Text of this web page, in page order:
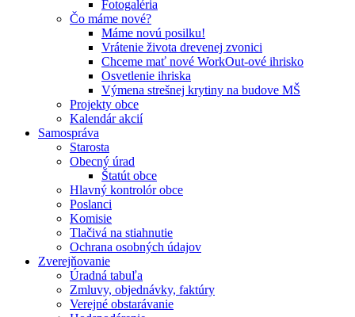
Fotogaléria
Čo máme nové?
Máme novú posilku!
Vrátenie života drevenej zvonici
Chceme mať nové WorkOut-ové ihrisko
Osvetlenie ihriska
Výmena strešnej krytiny na budove MŠ
Projekty obce
Kalendár akcií
Samospráva
Starosta
Obecný úrad
Štatút obce
Hlavný kontrolór obce
Poslanci
Komisie
Tlačivá na stiahnutie
Ochrana osobných údajov
Zverejňovanie
Úradná tabuľa
Zmluvy, objednávky, faktúry
Verejné obstarávanie